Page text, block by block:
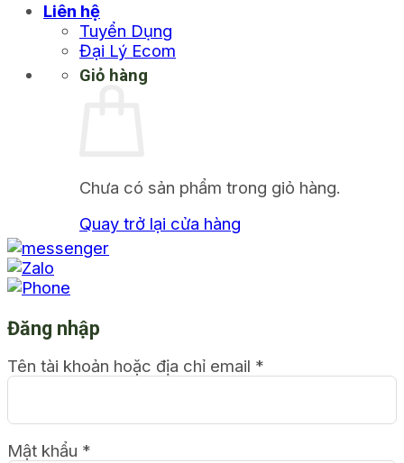
Liên hệ
Tuyển Dụng
Đại Lý Ecom
Giỏ hàng
Chưa có sản phẩm trong giỏ hàng.
Quay trở lại cửa hàng
Đăng nhập
Tên tài khoản hoặc địa chỉ email *
Mật khẩu *